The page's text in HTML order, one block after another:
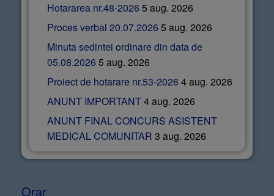
Hotararea nr.48-2026 5 aug. 2026
Proces verbal 20.07.2026 5 aug. 2026
Minuta sedintei ordinare din data de
05.08.2026 5 aug. 2026
Proiect de hotarare nr.53-2026 4 aug. 2026
ANUNT IMPORTANT4 aug. 2026
ANUNT FINAL CONCURS ASISTENT
MEDICAL COMUNITAR 3 aug. 2026
Orar